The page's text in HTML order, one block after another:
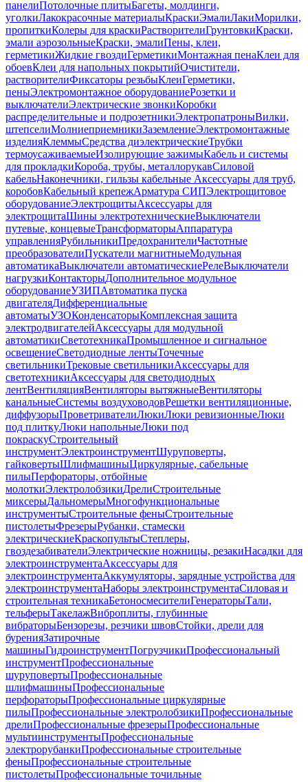
панелиПотолочные плитыБагеты, молдинги,
уголкиЛакокрасочные материалыКраскиЭмалиЛакиМорилки,
пропиткиКолеры для краскиРастворителиГрунтовкиКраски,
эмали аэрозольныеКраски, эмалиПены, клеи,
герметикиЖидкие гвоздиГерметикиМонтажная пенаКлеи для
обоевКлеи для напольных покрытийОчистители,
растворителиФиксаторы резьбыКлеиГерметики,
пеныЭлектромонтажное оборудованиеРозетки и
выключателиЭлектрические звонкиКоробки
распределительные и подрозетникиЭлектропатроныВилки,
штепселиМолниеприемникиЗаземлениеЭлектромонтажные
изделияКлеммыСредства диэлектрическиеТрубки
термоусаживаемыеИзолирующие зажимыКабель и системы
для прокладкиКороба, трубы, металлорукавСиловой
кабельНаконечники, гильзы кабельные Аксессуары для труб,
коробовКабельный крепежАрматура СИПЭлектрощитовое
оборудованиеЭлектрощитыАксессуары для
электрощитаШины электротехническиеВыключатели
путевые, концевыеТрансформаторыАппаратура
управленияРубильникиПредохранителиЧастотные
преобразователиПускатели магнитныеМодульная
автоматикаВыключатели автоматическиеРелеВыключатели
нагрузкиКонтакторыДополнительное модульное
оборудованиеУЗИПАвтоматика пуска
двигателяДифференциальные
автоматыУЗОКонденсаторыКомплексная защита
электродвигателейАксессуары для модульной
автоматикиСветотехникаПромышленное и сигнальное
освещениеСветодиодные лентыТочечные
светильникиТрековые светильникиАксессуары для
светотехникиАксессуары для светодиодных
лентВентиляцияВентиляторы вытяжныеВентиляторы
канальныеСистемы воздуховодовРешетки вентиляционные,
диффузорыПроветривателиЛюкиЛюки ревизионныеЛюки
под плиткуЛюки напольныеЛюки под
покраскуСтроительный
инструментЭлектроинструментШуруповерты,
гайковертыШлифмашиныЦиркулярные, сабельные
пилыПерфораторы, отбойные
молоткиЭлектролобзикиДрелиСтроительные
миксерыДальномерыМногофункциональные
инструментыСтроительные феныСтроительные
пистолетыФрезерыРубанки, стамески
электрическиеКраскопультыСтеплеры,
гвоздезабивателиЭлектрические ножницы, резакиНасадки для
электроинструментаАксессуары для
электроинструментаАккумуляторы, зарядные устройства для
электроинструментаНаборы электроинструментаСиловая и
строительная техникаБетоносмесителиГенераторыТали,
тельферыТакелажВиброплиты, глубинные
вибраторыБензорезы, резчики швовСтойки, дрели для
буренияЗатирочные
машиныГидроинструментПогрузчикиПрофессиональный
инструментПрофессиональные
шуруповертыПрофессиональные
шлифмашиныПрофессиональные
перфораторыПрофессиональные циркулярные
пилыПрофессиональные электролобзикиПрофессиональные
дрелиПрофессиональные фрезерыПрофессиональные
мультиинструментыПрофессиональные
электрорубанкиПрофессиональные строительные
феныПрофессиональные строительные
пистолетыПрофессиональные точильные